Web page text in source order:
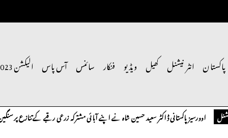
پاکستان انٹر نیشنل کھیل ویڈیو فنکار سائنس آس پاس الیکشن 2023
اوورسیز پاکستانی ڈاکٹر سعید حسین شاہ نے اپنے آبائی مشترکہ زرعی رقبے کے تنازع پر سنگین